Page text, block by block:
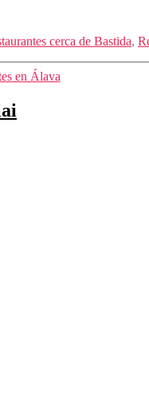
cerca de Bastida,
en Álava